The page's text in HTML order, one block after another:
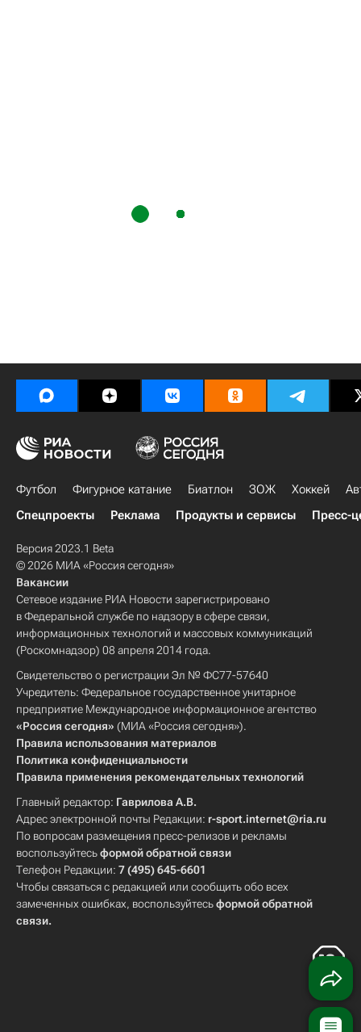
Футбол Фигурное катание Биатлон ЗОЖ Хоккей
Спецпроекты
Реклама Продукты и сервисы Пресс-
Версия 2023.1 Beta
© 2026 МИА «Россия сегодня»
Вакансии
Сетевое издание РИА Новости зарегистрировано
в Федеральной службе по надзору в сфере связи,
информационных технологий и массовых коммуникаций
(Роскомнадзор) 08 апреля 2014 года.
Свидетельство о регистрации Эл № ФС77-57640
Учредитель: Федеральное государственное унитарное
предприятие Международное информационное агентство
«Россия сегодня» (МИА «Россия сегодня»).
Правила использования материалов
Политика конфиденциальности
Правила применения рекомендательных технологий
Главный редактор: Гаврилова А.В.
Адрес электронной почты Редакции: r-sport.internet@ria.ru
По вопросам размещения пресс-релизов и рекламы
воспользуйтесьформой обратной связи
Телефон Редакции: 7 (495) 645-6601
Чтобы связаться с редакцией или сообщить обо всех
замеченных ошибках, воспользуйтесьформой обратной
связи.